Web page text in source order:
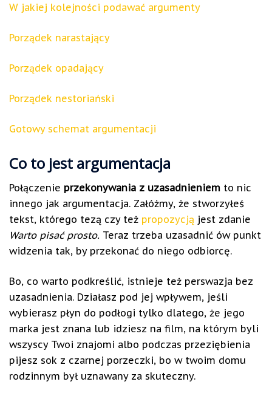
W jakiej kolejności podawać argumenty
Porządek narastający
Porządek opadający
Porządek nestoriański
Gotowy schemat argumentacji
Co to jest argumentacja
Połączenie przekonywania z uzasadnieniem to nic
innego jak argumentacja. Załóżmy, że stworzyłeś
tekst, którego tezą czy też propozycją jest zdanie
Warto pisać prosto. Teraz trzeba uzasadnić ów punkt
widzenia tak, by przekonać do niego odbiorcę.
Bo, co warto podkreślić, istnieje też perswazja bez
uzasadnienia. Działasz pod jej wpływem, jeśli
wybierasz płyn do podłogi tylko dlatego, że jego
marka jest znana lub idziesz na film, na którym byli
wszyscy Twoi znajomi albo podczas przeziębienia
pijesz sok z czarnej porzeczki, bo w twoim domu
rodzinnym był uznawany za skuteczny.